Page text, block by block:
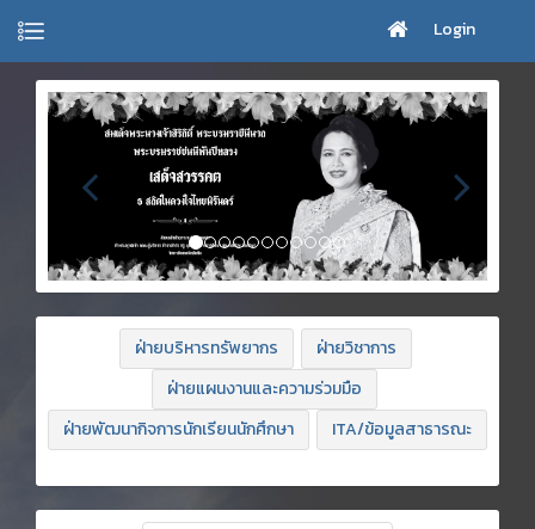
Login
ฝ่ายบริหารทรัพยากร
ฝ่ายวิชาการ
ฝ่ายแผนงานและความร่วมมือ
ฝ่ายพัฒนากิจการนักเรียนนักศึกษา
ITA/ข้อมูลสาธารณะ